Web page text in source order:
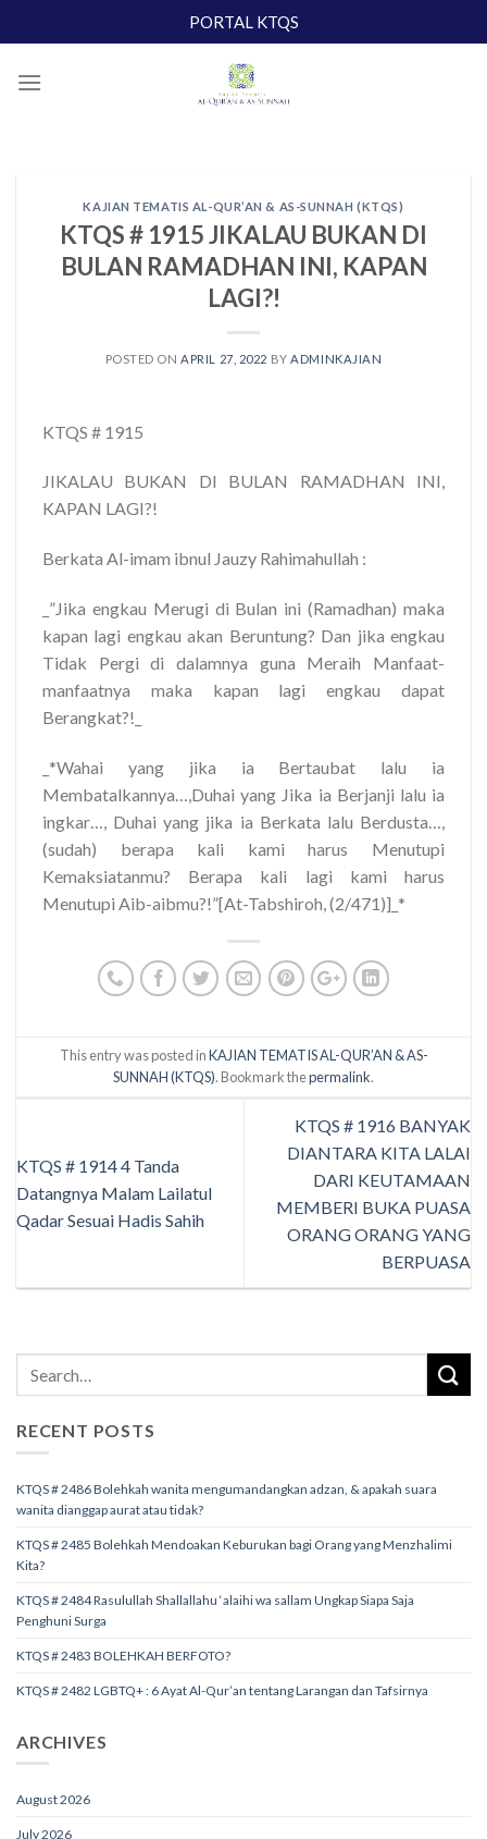
to
PORTAL KTQS
KAJIAN TEMATIS AL-QUR’AN & AS-SUNNAH (KTQS)
KTQS # 1915 JIKALAU BUKAN DI
BULAN RAMADHAN INI, KAPAN
LAGI?!
POSTED ON APRIL 27, 2022 BY ADMINKAJIAN
KTQS # 1915
JIKALAU BUKAN DI BULAN RAMADHAN INI,
KAPAN LAGI?!
Berkata Al-imam ibnul Jauzy Rahimahullah :
_”Jika engkau Merugi di Bulan ini (Ramadhan) maka
kapan lagi engkau akan Beruntung? Dan jika engkau
Tidak Pergi di dalamnya guna Meraih Manfaat-
manfaatnya maka kapan lagi engkau dapat
Berangkat?!_
_*Wahai yang jika ia Bertaubat lalu ia
Membatalkannya…,Duhai yang Jika ia Berjanji lalu ia
ingkar…, Duhai yang jika ia Berkata lalu Berdusta…,
(sudah) berapa kali kami harus Menutupi
Kemaksiatanmu? Berapa kali lagi kami harus
Menutupi Aib-aibmu?!”[At-Tabshiroh, (2/471)]_*
This entry was posted inKAJIAN TEMATIS AL-QUR’AN & AS-
SUNNAH (KTQS). Bookmark thepermalink.
KTQS # 1914 4 Tanda
Datangnya Malam Lailatul
Qadar Sesuai Hadis Sahih
KTQS # 1916 BANYAK
DIANTARA KITA LALAI
DARI KEUTAMAAN
MEMBERI BUKA PUASA
ORANG ORANG YANG
BERPUASA
RECENT POSTS
KTQS # 2486 Bolehkah wanita mengumandangkan adzan, & apakah suara
wanita dianggap aurat atau tidak?
KTQS # 2485 Bolehkah Mendoakan Keburukan bagi Orang yang Menzhalimi
Kita?
KTQS # 2484 Rasulullah Shallallahu ‘alaihi wa sallam Ungkap Siapa Saja
Penghuni Surga
KTQS # 2483 BOLEHKAH BERFOTO?
KTQS # 2482 LGBTQ+ : 6 Ayat Al-Qur’an tentang Larangan dan Tafsirnya
ARCHIVES
August 2026
July 2026